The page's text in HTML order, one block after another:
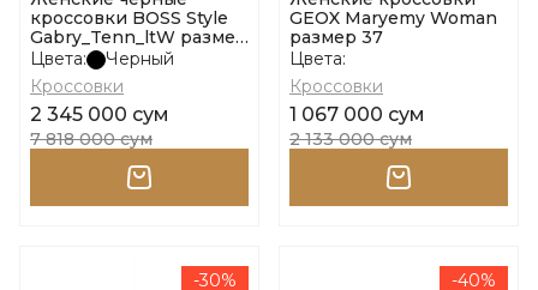
кроссовки BOSS Style
Gabry_Tenn_ltW размер
38
Цвета:
Черный
Кроссовки
2 345 000 сум
7 818 000 сум
GEOX Maryemy Woman
размер 37
Цвета:
Кроссовки
1 067 000 сум
2 133 000 сум
-30% -40%